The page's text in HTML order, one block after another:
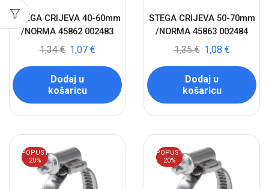
STEGA CRIJEVA 40-60mm
/NORMA 45862 002483
1,34€ 1,07 €
Dodaj u
košaricu
STEGA CRIJEVA 50-70mm
/NORMA 45863 002484
1,35€ 1,08 €
Dodaj u
košaricu
POPUST
20%
POPUST
20%